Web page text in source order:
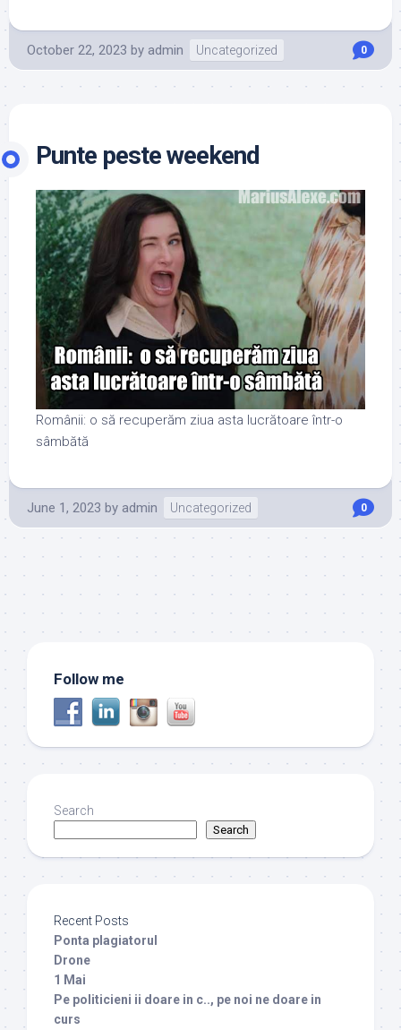
October 22, 2023 by admin Uncategorized 0
Punte peste weekend
Românii: o să recuperăm ziua asta lucrătoare într-o
sâmbătă
June 1, 2023 by admin Uncategorized 0
Follow me
Search
Search
Recent Posts
Ponta plagiatorul
Drone
1 Mai
Pe politicieni ii doare in c.., pe noi ne doare in
curs